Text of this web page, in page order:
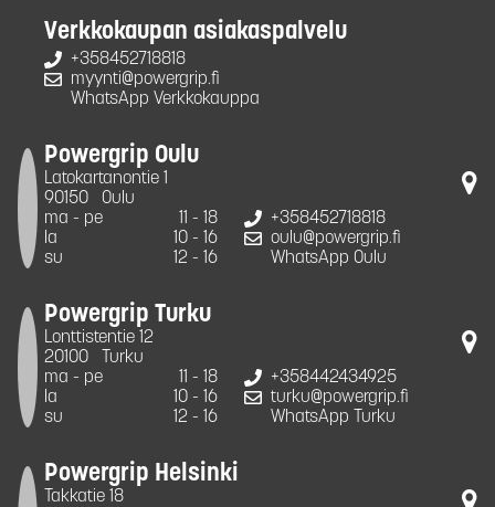
Verkkokaupan asiakaspalvelu
+358452718818
myynti@powergrip.fi
WhatsApp Verkkokauppa
Powergrip Oulu
Latokartanontie 1
90150
Oulu
ma - pe
11 - 18
la
10 - 16
su
12 - 16
+358452718818
oulu@powergrip.fi
WhatsApp Oulu
Powergrip Turku
Lonttistentie 12
20100
Turku
ma - pe
11 - 18
la
10 - 16
su
12 - 16
+358442434925
turku@powergrip.fi
WhatsApp Turku
Powergrip Helsinki
Takkatie 18